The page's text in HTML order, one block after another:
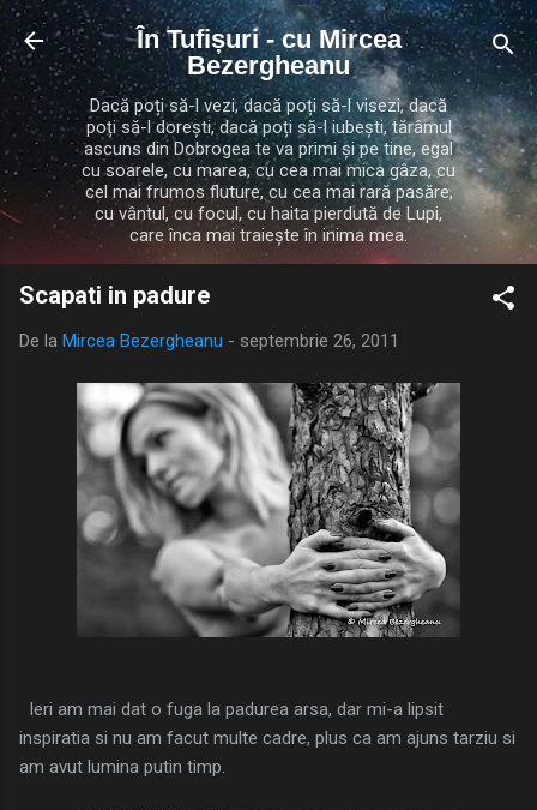
Treceți la conținutul principal
În Tufișuri - cu Mircea
Bezergheanu
Dacă poți să-l vezi, dacă poți să-l visezi, dacă
poți să-l dorești, dacă poți să-l iubești, tărâmul
ascuns din Dobrogea te va primi și pe tine, egal
cu soarele, cu marea, cu cea mai mica gâza, cu
cel mai frumos fluture, cu cea mai rară pasăre,
cu vântul, cu focul, cu haita pierdută de Lupi,
care înca mai traiește în inima mea.
Scapati in padure
De la Mircea Bezergheanu - septembrie 26, 2011
Ieri am mai dat o fuga la padurea arsa, dar mi-a lipsit
inspiratia si nu am facut multe cadre, plus ca am ajuns tarziu si
am avut lumina putin timp.